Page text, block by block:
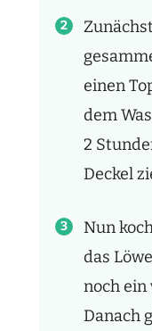
einen
dem
2
Deckel
Nun
das
noch ein
Danach